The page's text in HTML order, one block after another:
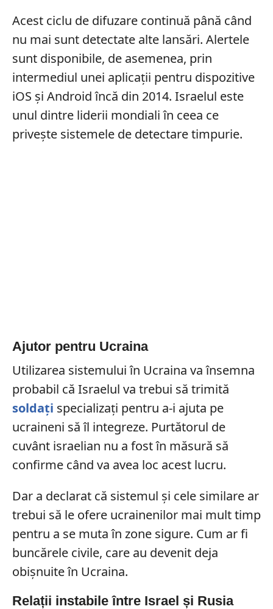
Acest ciclu de difuzare continuă până când
nu mai sunt detectate alte lansări. Alertele
sunt disponibile, de asemenea, prin
intermediul unei aplicații pentru dispozitive
iOS și Android încă din 2014. Israelul este
unul dintre liderii mondiali în ceea ce
privește sistemele de detectare timpurie.
Ajutor pentru Ucraina
Utilizarea sistemului în Ucraina va însemna
probabil că Israelul va trebui să trimită
soldați specializați pentru a-i ajuta pe
ucraineni să îl integreze. Purtătorul de
cuvânt israelian nu a fost în măsură să
confirme când va avea loc acest lucru.
Dar a declarat că sistemul și cele similare ar
trebui să le ofere ucrainenilor mai mult timp
pentru a se muta în zone sigure. Cum ar fi
buncărele civile, care au devenit deja
obișnuite în Ucraina.
Relații instabile între Israel și Rusia